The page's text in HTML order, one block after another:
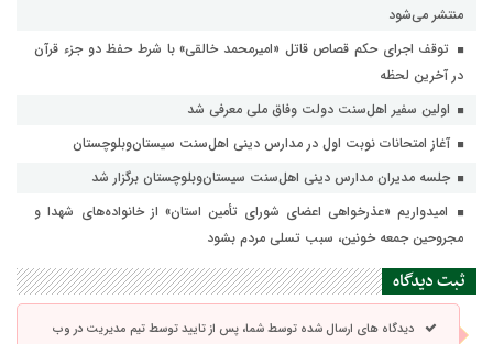
منتشر می‌شود
توقف اجرای حکم قصاص قاتل «امیرمحمد خالقی» با شرط حفظ دو جزء قرآن
در آخرین لحظه
اولین سفیر اهل‌سنت دولت وفاق ملی معرفی شد
آغاز امتحانات نوبت اول در مدارس دینی اهل‌سنت سیستان‌وبلوچستان
جلسه مدیران مدارس دینی اهل‌سنت سیستان‌وبلوچستان برگزار شد
امیدواریم «عذرخواهی اعضای شورای تأمین استان» از خانواده‌های شهدا و
مجروحین جمعه خونین، سبب تسلی مردم بشود
ثبت دیدگاه
دیدگاه های ارسال شده توسط شما، پس از تایید توسط تیم مدیریت در وب